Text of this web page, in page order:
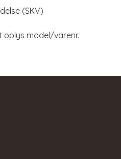
(SKV)
oplys model/varenr.